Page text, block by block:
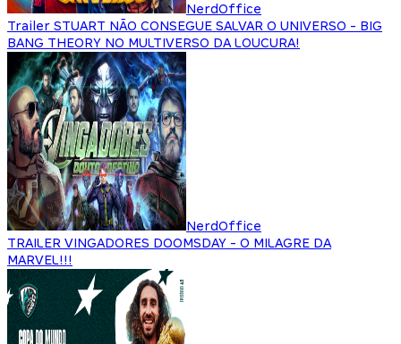
NerdOffice
Trailer STUART NÃO CONSEGUE SALVAR O UNIVERSO - BIG
BANG THEORY NO MULTIVERSO DA LOUCURA!
NerdOffice
TRAILER VINGADORES DOOMSDAY - O MILAGRE DA
MARVEL!!!